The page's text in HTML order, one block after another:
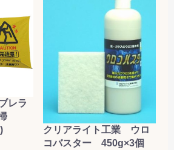
カートへ進む
レラ
クリアライト工業 ウロ
コバスター 450g×3個